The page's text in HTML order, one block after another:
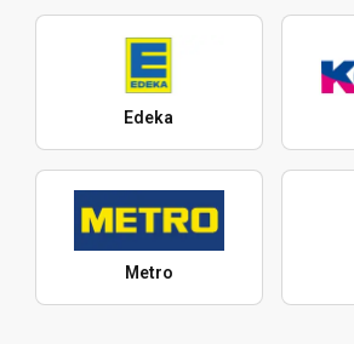
Edeka
Metro